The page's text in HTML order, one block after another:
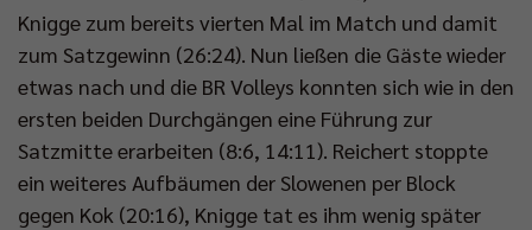
Knigge zum bereits vierten Mal im Match und damit
zum Satzgewinn (26:24). Nun ließen die Gäste wieder
etwas nach und die BR Volleys konnten sich wie in den
ersten beiden Durchgängen eine Führung zur
Satzmitte erarbeiten (8:6, 14:11). Reichert stoppte
ein weiteres Aufbäumen der Slowenen per Block
gegen Kok (20:16), Knigge tat es ihm wenig später